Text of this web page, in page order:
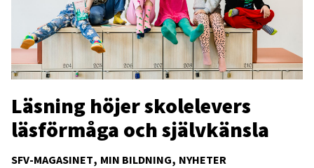
SFV-MAGASINET MIN BILDNING NYHETER
Läsning höjer skolelevers
läsförmåga och självkänsla